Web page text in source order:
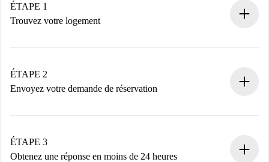
ÉTAPE 1
Trouvez votre logement
Vous disposez à l’avance de toutes les informations
nécessaires.
ÉTAPE 2
Envoyez votre demande de réservation
Nous ne vous facturerons rien tant que le propriétaire
n’aura pas accepté.
ÉTAPE 3
Obtenez une réponse en moins de 24 heures